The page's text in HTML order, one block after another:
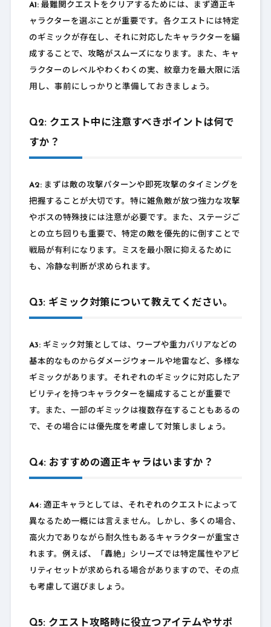
A1:最難関クエストをクリアするためには、まず適正キ
ャラクターを選ぶことが重要です。各クエストには特定
のギミックが存在し、それに対応したキャラクターを編
成することで、攻略がスムーズになります。また、キャ
ラクターのレベルやわくわくの実、紋章力を最大限に活
用し、事前にしっかりと準備しておきましょう。
Q2: クエスト中に注意すべきポイントは何で
すか？
A2:まずは敵の攻撃パターンや即死攻撃のタイミングを
把握することが大切です。特に雑魚敵が放つ強力な攻撃
やボスの特殊技には注意が必要です。また、ステージご
との立ち回りも重要で、特定の敵を優先的に倒すことで
戦局が有利になります。ミスを最小限に抑えるために
も、冷静な判断が求められます。
Q3: ギミック対策について教えてください。
A3:ギミック対策としては、ワープや重力バリアなどの
基本的なものからダメージウォールや地雷など、多様な
ギミックがあります。それぞれのギミックに対応したア
ビリティを持つキャラクターを編成することが重要で
す。また、一部のギミックは複数存在することもあるの
で、その場合には優先度を考慮して対策しましょう。
Q4: おすすめの適正キャラはいますか？
A4:適正キャラとしては、それぞれのクエストによって
異なるため一概には言えません。しかし、多くの場合、
高火力でありながら耐久性もあるキャラクターが重宝さ
れます。例えば、「轟絶」シリーズでは特定属性やアビ
リティセットが求められる場合がありますので、その点
も考慮して選びましょう。
Q5: クエスト攻略時に役立つアイテムやサポ